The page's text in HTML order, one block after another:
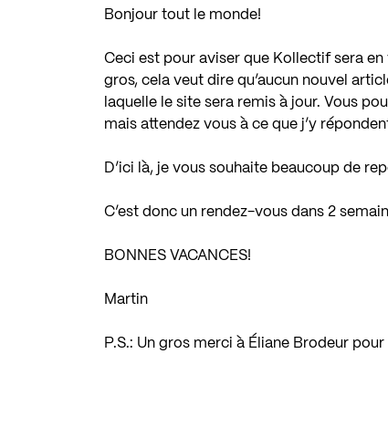
Bonjour tout le monde!
Ceci est pour aviser que Kollectif sera
gros, cela veut dire qu’aucun nouvel
laquelle le site sera remis à jour. Vous
mais attendez vous à ce que j’y
D’ici là, je vous souhaite beaucoup de
C’est donc un rendez-vous dans 2
BONNES VACANCES!
Martin
P.S.: Un gros merci à Éliane Brodeur pour